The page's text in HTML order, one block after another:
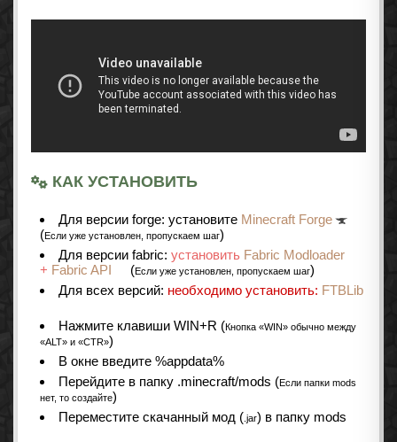
КАК УСТАНОВИТЬ
Для версии forge: установите Minecraft Forge
(Если уже установлен, пропускаем шаг)
Для версии fabric: установить Fabric Modloader
+ Fabric API (Если уже установлен, пропускаем шаг)
Для всех версий: необходимо установить: FTBLib
Нажмите клавиши WIN+R (Кнопка «WIN» обычно между
«ALT» и «CTR»)
В окне введите %appdata%
Перейдите в папку .minecraft/mods (Если папки mods
нет, то создайте)
Переместите скачанный мод ( .jar) в папку mods